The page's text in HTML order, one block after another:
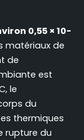
0,55 × 10-
matériaux de
de
est
le
du
thermiques
rupture du